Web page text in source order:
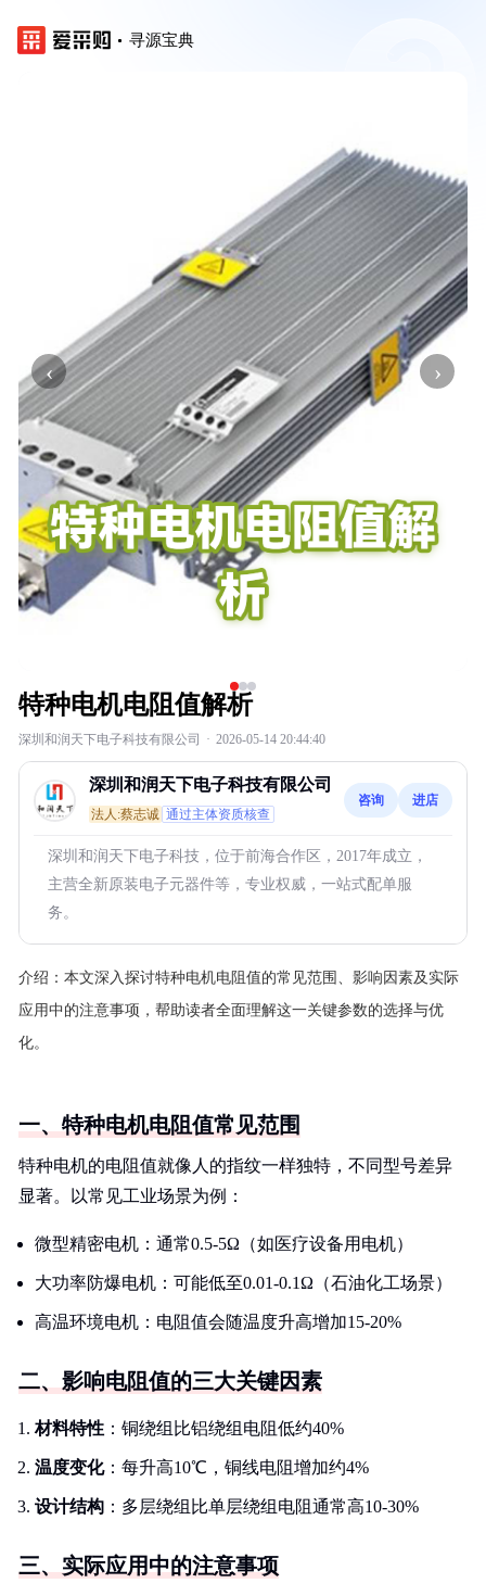
寻源宝典
‹ ›
特种电机电阻值解析
深圳和润天下电子科技有限公司 · 2026-05-14 20:44:40
深圳和润天下电子科技有限公司
法人:蔡志诚 通过主体资质核查
咨询 进店
深圳和润天下电子科技，位于前海合作区，2017年成立，
主营全新原装电子元器件等，专业权威，一站式配单服
务。
介绍： 本文深入探讨特种电机电阻值的常见范围、影响因素及实际
应用中的注意事项，帮助读者全面理解这一关键参数的选择与优
化。
一、特种电机电阻值常见范围
特种电机的电阻值就像人的指纹一样独特，不同型号差异
显著。以常见工业场景为例：
微型精密电机：通常0.5-5Ω（如医疗设备用电机）
大功率防爆电机：可能低至0.01-0.1Ω（石油化工场景）
高温环境电机：电阻值会随温度升高增加15-20%
二、影响电阻值的三大关键因素
材料特性 ：铜绕组比铝绕组电阻低约40%
温度变化：每升高10℃，铜线电阻增加约4%
设计结构 ：多层绕组比单层绕组电阻通常高10-30%
三、实际应用中的注意事项